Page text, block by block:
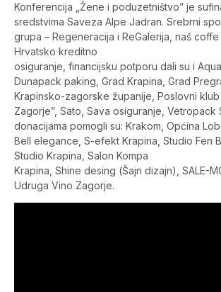
Konferencija „Žene i poduzetništvo” je
sredstvima Saveza Alpe Jadran. Srebrni
grupa – Regeneracija i ReGalerija, naš
Hrvatsko kreditno
osiguranje, financijsku potporu dali su i
Dunapack paking, Grad Krapina, Grad
Krapinsko-zagorske županije, Poslovni klub
Zagorje”, Sato, Sava osiguranje, Vetropack
donacijama pomogli su: Krakom, Općina
Bell elegance, S-efekt Krapina, Studio Fen
Studio Krapina, Salon Kompa
Krapina, Shine desing (Šajn dizajn), SALE-
Udruga Vino Zagorje.